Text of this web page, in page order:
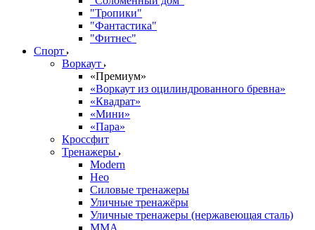
"Тропики"
"Фантастика"
"Фитнес"
Спорт
Воркаут
«Премиум»
«Воркаут из оцилиндрованного бревна»
«Квадрат»
«Мини»
«Пара»
Кроссфит
Тренажеры
Modern
Нео
Силовые тренажеры
Уличные тренажёры
Уличные тренажеры (нержавеющая сталь)
ММА